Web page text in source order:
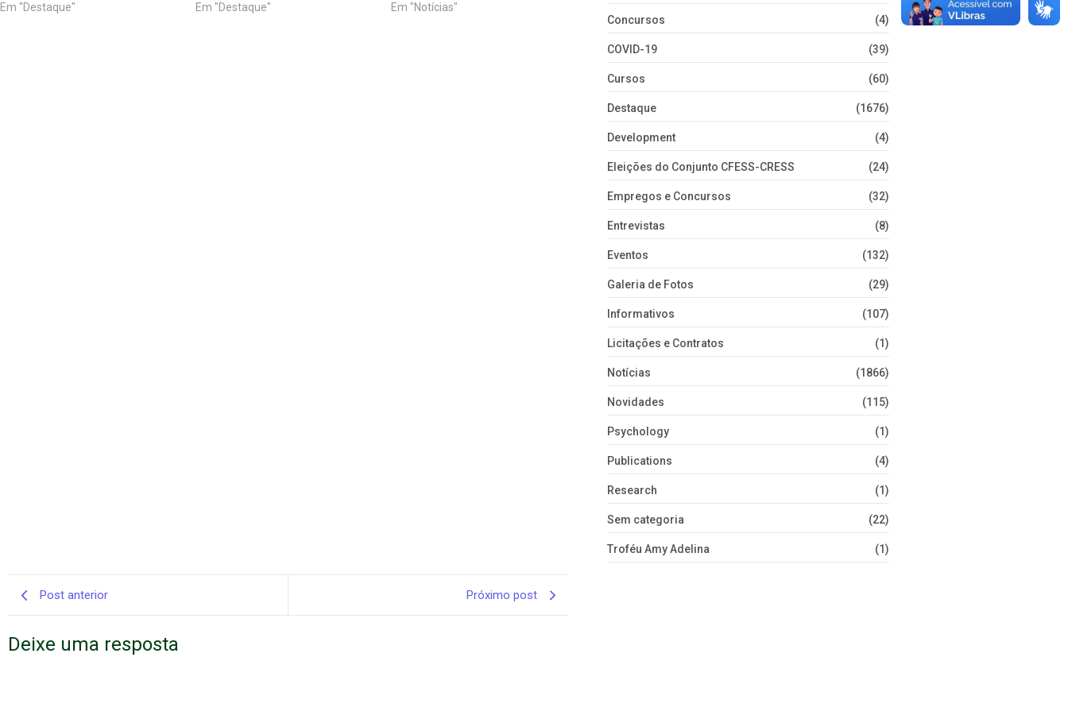
Em "Destaque"
Em "Destaque"
Em "Notícias"
Concursos (4)
COVID-19 (39)
Cursos (60)
Destaque (1676)
Development (4)
Eleições do Conjunto CFESS-CRESS (24)
Empregos e Concursos (32)
Entrevistas (8)
Eventos (132)
Galeria de Fotos (29)
Informativos (107)
Licitações e Contratos (1)
Notícias (1866)
Novidades (115)
Psychology (1)
Publications (4)
Research (1)
Sem categoria (22)
Troféu Amy Adelina (1)
Post anterior Próximo post
Deixe uma resposta